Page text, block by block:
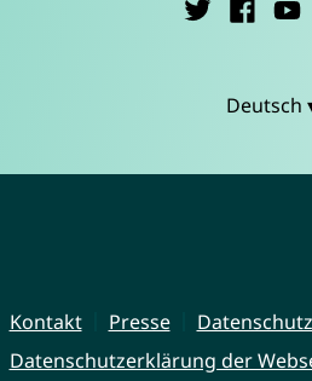
Deutsch
Kontakt Presse
Datenschutzerklärung der